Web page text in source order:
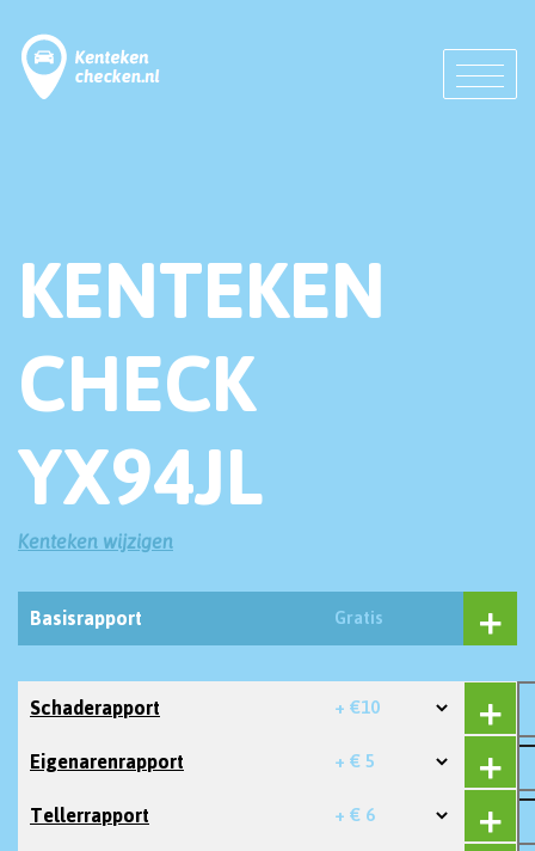
KENTEKEN
CHECK
YX94JL
Kenteken wijzigen
Basisrapport Gratis
Schaderapport + €10
Eigenarenrapport + € 5
Tellerrapport + € 6